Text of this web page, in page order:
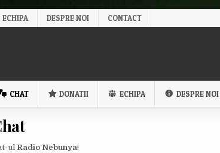
ECHIPA DESPRE NOI CONTACT
CHAT DONATII ECHIPA DESPRE NOI
ul Radio Nebunya!